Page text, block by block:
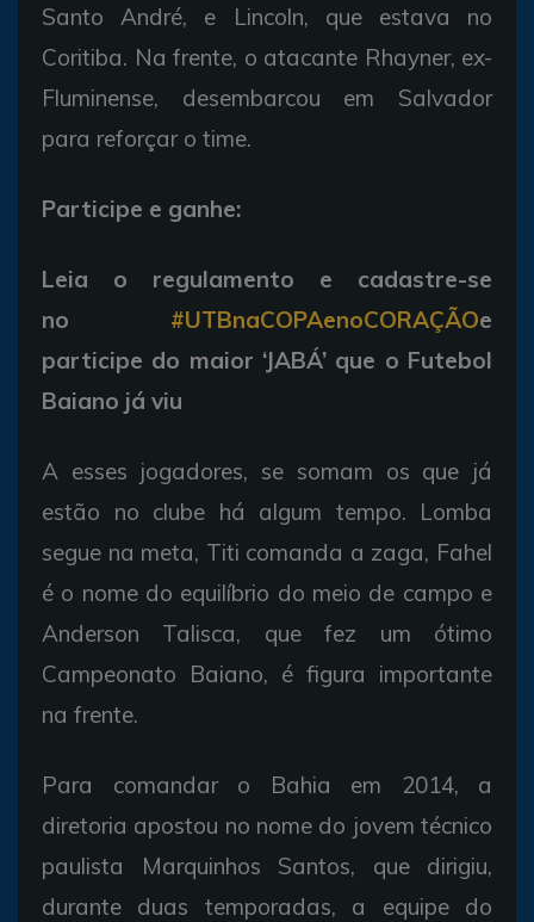
Santo André, e Lincoln, que estava no
Coritiba. Na frente, o atacante Rhayner, ex-
Fluminense, desembarcou em Salvador
para reforçar o time.
Participe e ganhe:
Leia o regulamento e cadastre-se
no #UTBnaCOPAenoCORAÇÃOe
participe do maior ‘JABÁ’ que o Futebol
Baiano já viu
A esses jogadores, se somam os que já
estão no clube há algum tempo. Lomba
segue na meta, Titi comanda a zaga, Fahel
é o nome do equilíbrio do meio de campo e
Anderson Talisca, que fez um ótimo
Campeonato Baiano, é figura importante
na frente.
Para comandar o Bahia em 2014, a
diretoria apostou no nome do jovem técnico
paulista Marquinhos Santos, que dirigiu,
durante duas temporadas, a equipe do